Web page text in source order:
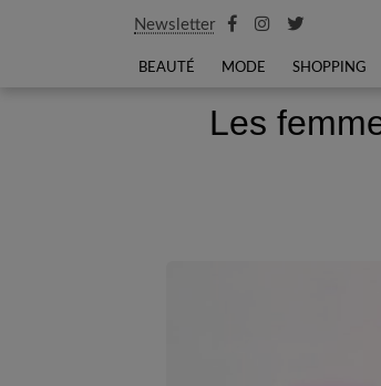
Newsletter
BEAUTÉ MODE SHOPPING
Les